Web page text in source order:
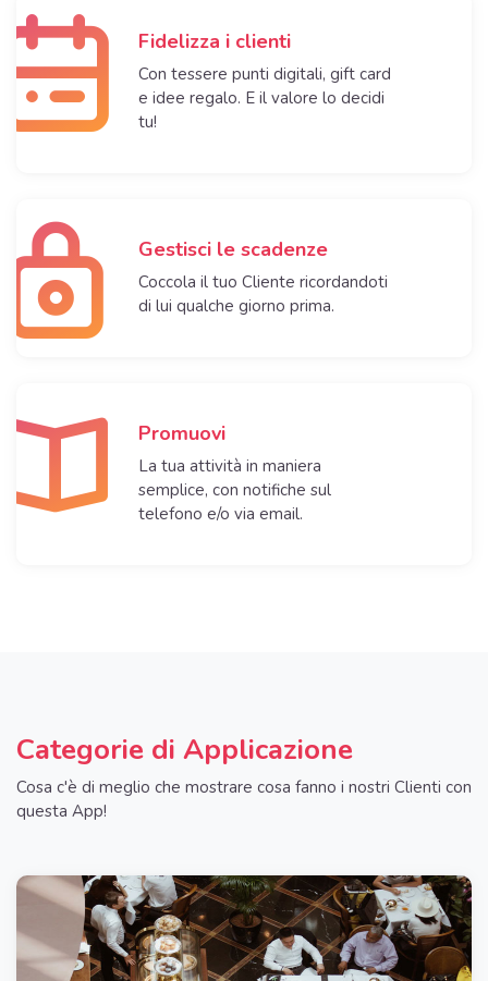
Fidelizza i clienti
Con tessere punti digitali, gift card
e idee regalo. E il valore lo decidi
tu!
Gestisci le scadenze
Coccola il tuo Cliente ricordandoti
di lui qualche giorno prima.
Promuovi
La tua attività in maniera
semplice, con notifiche sul
telefono e/o via email.
Categorie di Applicazione
Cosa c'è di meglio che mostrare cosa fanno i nostri Clienti con
questa App!